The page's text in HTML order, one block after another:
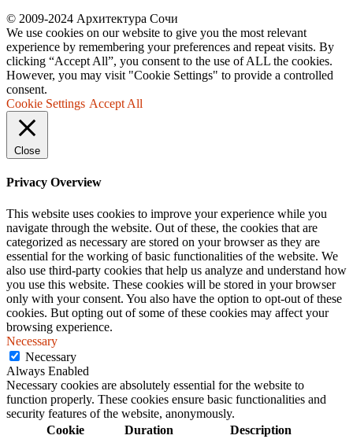
© 2009-2024 Архитектура Сочи
We use cookies on our website to give you the most relevant
experience by remembering your preferences and repeat visits. By
clicking “Accept All”, you consent to the use of ALL the cookies.
However, you may visit "Cookie Settings" to provide a controlled
consent.
Cookie Settings Accept All
Close
Privacy Overview
This website uses cookies to improve your experience while you
navigate through the website. Out of these, the cookies that are
categorized as necessary are stored on your browser as they are
essential for the working of basic functionalities of the website. We
also use third-party cookies that help us analyze and understand how
you use this website. These cookies will be stored in your browser
only with your consent. You also have the option to opt-out of these
cookies. But opting out of some of these cookies may affect your
browsing experience.
Necessary
Necessary
Always Enabled
Necessary cookies are absolutely essential for the website to
function properly. These cookies ensure basic functionalities and
security features of the website, anonymously.
Cookie
Duration Description